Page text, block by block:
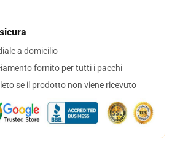
a domicilio
fornito per tutti i pacchi
se il prodotto non viene ricevuto